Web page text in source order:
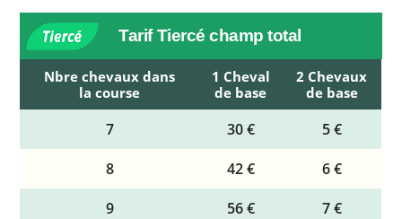
Tarif Tiercé champ total
Nbre chevaux dans
la course
1 Cheval
de base
2 Chevaux
de base
7 30 €
5 €
8
42 €
6 €
9
56 €
7 €